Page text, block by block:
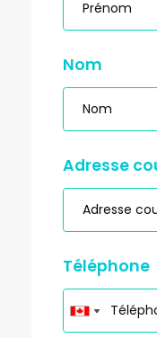
Nom
Adresse
Téléphone